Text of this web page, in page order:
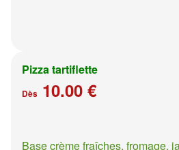
Pizza tartiflette
Dès 10.00 €
Base crème fraîches, fromage,